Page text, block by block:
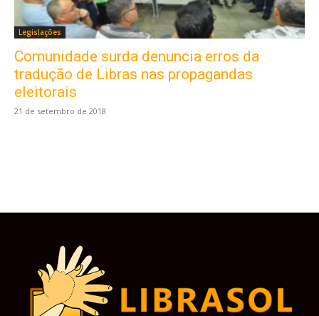
Legislações
Comunidade surda denuncia erros da
tradução de Libras nas propagandas
eleitorais
21 de setembro de 2018
Este site usa cookies para garantir que você